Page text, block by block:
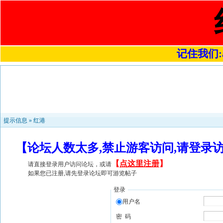
记住我们
提示信息 » 红港
【论坛人数太多,禁止游客访问,请登
请直接登录用户访问论坛，或请 【 点这里注册】
如果您已注册,请先登录论坛即可游览帖子
登录
用户名
密 码